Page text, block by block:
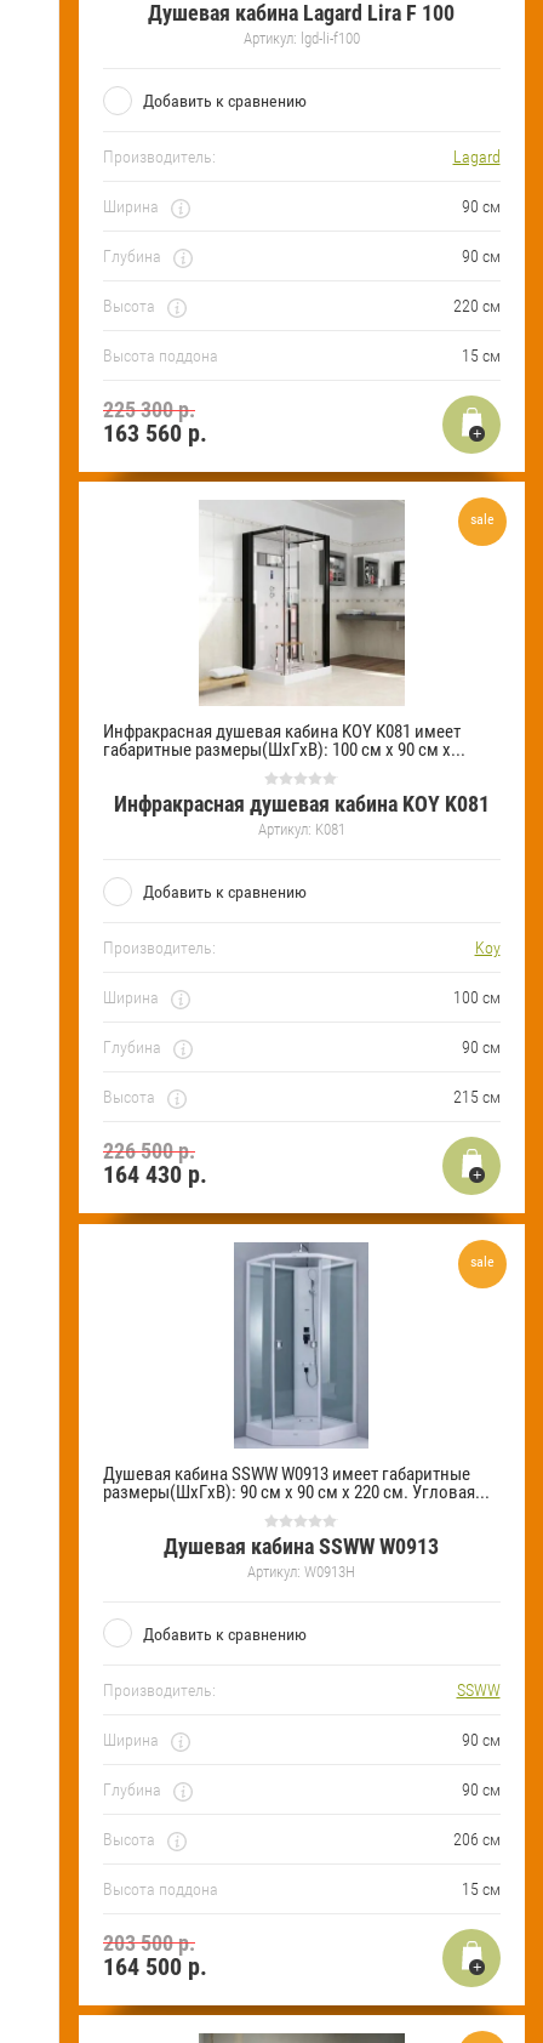
Душевая кабина Lagard Lira F 100
Артикул: lgd-li-f100
Добавить к сравнению
Производитель: Lagard
Ширина 90 см
Глубина 90 см
Высота 220 см
Высота поддона 15 см
225 300 р.
163 560р.
Инфракрасная душевая кабина KOY K081 имеет
габаритные размеры(ШхГхВ): 100 см х 90 см х...
Инфракрасная душевая кабина KOY K081
Артикул: K081
Добавить к сравнению
Производитель: Koy
Ширина 100 см
Глубина 90 см
Высота 215 см
sale
226 500 р.
164 430р.
Душевая кабина SSWW W0913 имеет габаритные
размеры(ШхГхВ): 90 см х 90 см х 220 см. Угловая...
Душевая кабина SSWW W0913
Артикул: W0913H
Добавить к сравнению
Производитель: SSWW
Ширина 90 см
Глубина 90 см
Высота 206 см
Высота поддона 15 см
sale
203 500 р.
164 500р.